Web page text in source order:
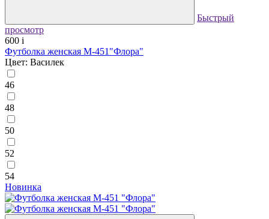
Быстрый
просмотр
600 i
Футболка женская М-451"Флора"
Цвет: Василек
46
48
50
52
54
Новинка